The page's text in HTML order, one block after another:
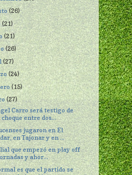
(26)
(21)
(21)
(26)
(27)
(24)
(15)
(27)
Carro será testigo de
choque entre dos...
jugaron en El
en Tajonar y en ...
que empezó en play off
y ahor...
es que el partido se